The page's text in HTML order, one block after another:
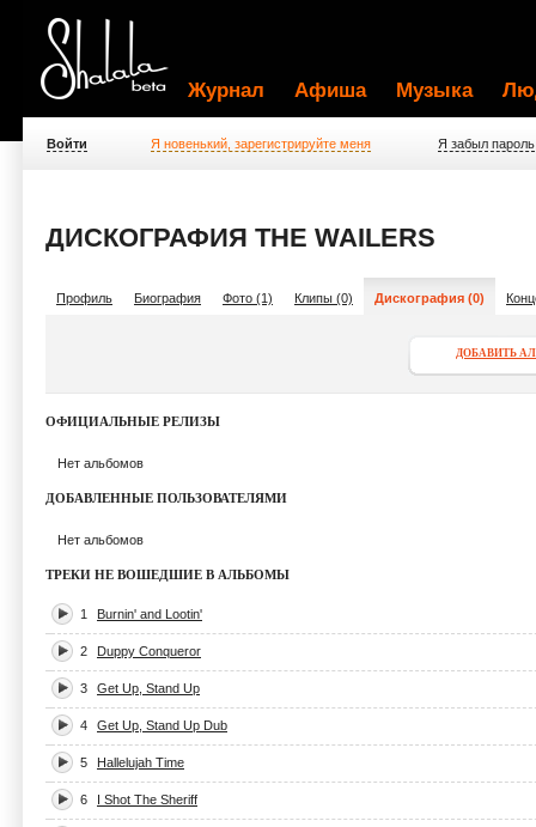
Журнал Афиша Музыка
Войти Я новенький, зарегистрируйте меня Я забыл пароль
ДИСКОГРАФИЯ THE WAILERS
Профиль Биография Фото (1) Клипы (0) Дискография (0)
ДОБАВИТЬ
ОФИЦИАЛЬНЫЕ РЕЛИЗЫ
Нет альбомов
ДОБАВЛЕННЫЕ ПОЛЬЗОВАТЕЛЯМИ
Нет альбомов
ТРЕКИ НЕ ВОШЕДШИЕ В АЛЬБОМЫ
1 Burnin' and Lootin'
2 Duppy Conqueror
3 Get Up, Stand Up
4 Get Up, Stand Up Dub
5 Hallelujah Time
6 I Shot The Sheriff